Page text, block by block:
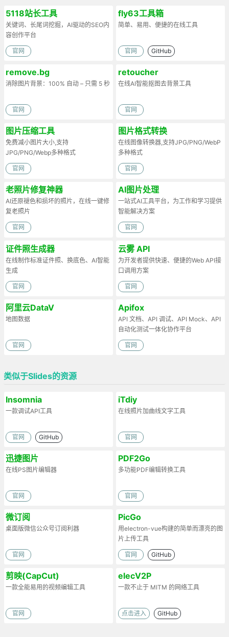
5118站长工具
关键词、长尾词挖掘，AI驱动的SEO内
容创作平台
官网
fly63工具箱
简单、易用、便捷的在线工具
官网 GitHub
remove.bg
消除图片背景：100% 自动 – 只需 5 秒
官网
retoucher
在线AI智能抠图去背景工具
官网
图片压缩工具
免费减小图片大小,支持
JPG/PNG/Webp多种格式
官网
图片格式转换
在线图像转换器,支持JPG/PNG/WebP
多种格式
官网
老照片修复神器
AI还原褪色和损坏的照片，在线一键修
复老照片
官网
AI图片处理
一站式AI工具平台，为工作和学习提供
智能解决方案
官网
证件照生成器
在线制作标准证件照、换底色、AI智能
生成
官网
云雾 API
为开发者提供快速、便捷的Web API接
口调用方案
官网
阿里云DataV
地图数据
官网
Apifox
API 文档、API 调试、API Mock、API
自动化测试一体化协作平台
官网
类似于Slides的资源
Insomnia
一款调试API工具
官网 GitHub
iTdiy
在线照片加曲线文字工具
官网
迅捷图片
在线PS图片编辑器
官网
PDF2Go
多功能PDF编辑转换工具
官网
微订阅
桌面版微信公众号订阅利器
官网
PicGo
用electron-vue构建的简单而漂亮的图
片上传工具
官网 GitHub
剪映(CapCut)
一款全能易用的视频编辑工具
官网
elecV2P
一款不止于 MITM 的网络工具
点击进入 GitHub